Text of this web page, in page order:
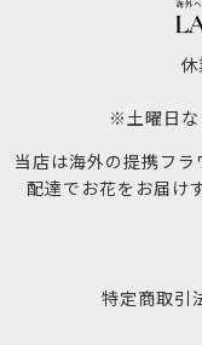
※土曜日な
当店は海外の提携フ
配達でお花をお届け
特定商取引